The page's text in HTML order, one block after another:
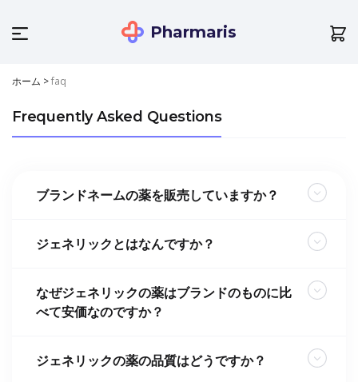
Pharmaris
ホーム >faq
Frequently Asked Questions
ブランドネームの薬を販売していますか？
ジェネリックとはなんですか？
なぜジェネリックの薬はブランドのものに比
べて安価なのですか？
ジェネリックの薬の品質はどうですか？